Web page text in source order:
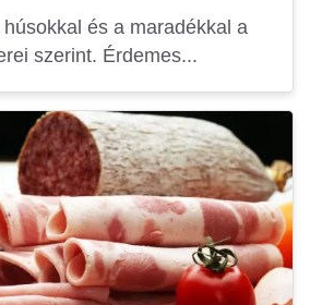
és a maradékkal a
szerint. Érdemes...